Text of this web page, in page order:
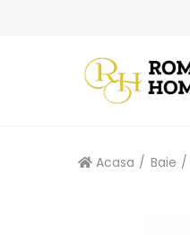
Acasa Baie